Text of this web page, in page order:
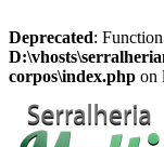
Deprecated:
corpos\index.php on